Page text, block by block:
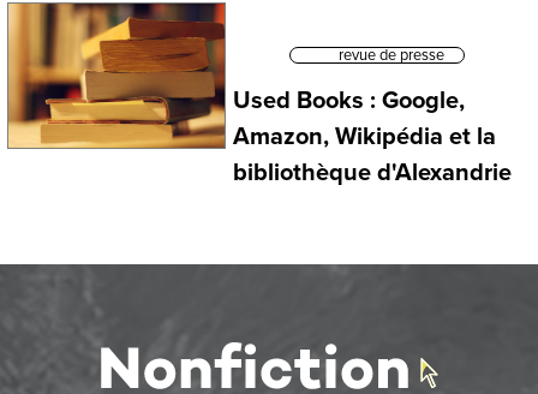
revue de presse
Used Books : Google,
Amazon, Wikipédia et la
bibliothèque d'Alexandrie